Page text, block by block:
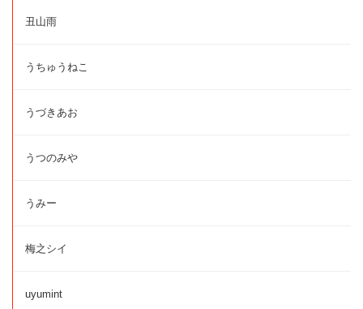
丑山雨
うちゅうねこ
うづきあお
うつのみや
うみー
梅之シイ
uyumint